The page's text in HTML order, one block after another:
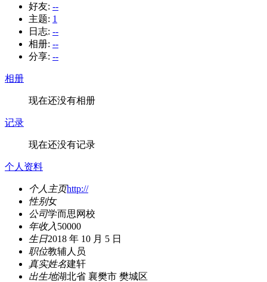
好友: --
主题: 1
日志: --
相册: --
分享: --
相册
现在还没有相册
记录
现在还没有记录
个人资料
个人主页http://
性别女
公司学而思网校
年收入 50000
生日2018 年 10 月 5 日
职位教辅人员
真实姓名建轩
出生地湖北省 襄樊市 樊城区